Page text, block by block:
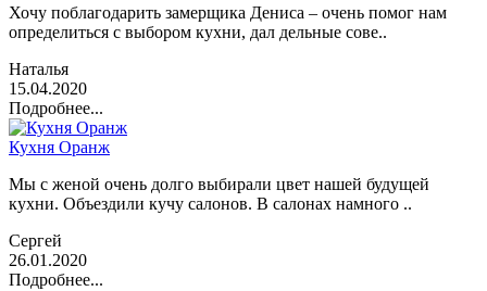
Хочу поблагодарить замерщика Дениса – очень помог нам
определиться с выбором кухни, дал дельные сове..
Наталья
15.04.2020
Подробнее...
Кухня Оранж
Мы с женой очень долго выбирали цвет нашей будущей
кухни. Объездили кучу салонов. В салонах намного ..
Сергей
26.01.2020
Подробнее...